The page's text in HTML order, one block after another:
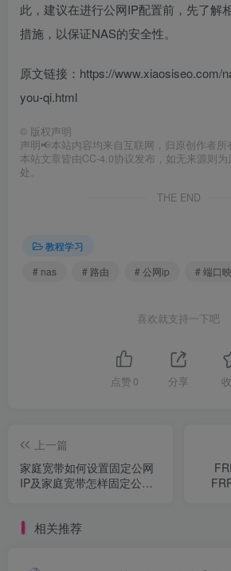
此，建议在进行公网IP配置前，先了解
措施，以保证NAS的安全性。
原文链接：https://www.xiaosiseo.com/
you-qi.html
© 版权声明
声明📢本站内容均来自互联网，归原创作者所
本站文章皆由CC-4.0协议发布，如无来源则
处。
THE END
教程学习
# nas
# 路由 # 公网ip # 端口
喜欢就支持一下吧
点赞 0 分享
上一篇
家庭宽带如何设置固定公网
IP及家庭宽带怎样固定公网
相关推荐